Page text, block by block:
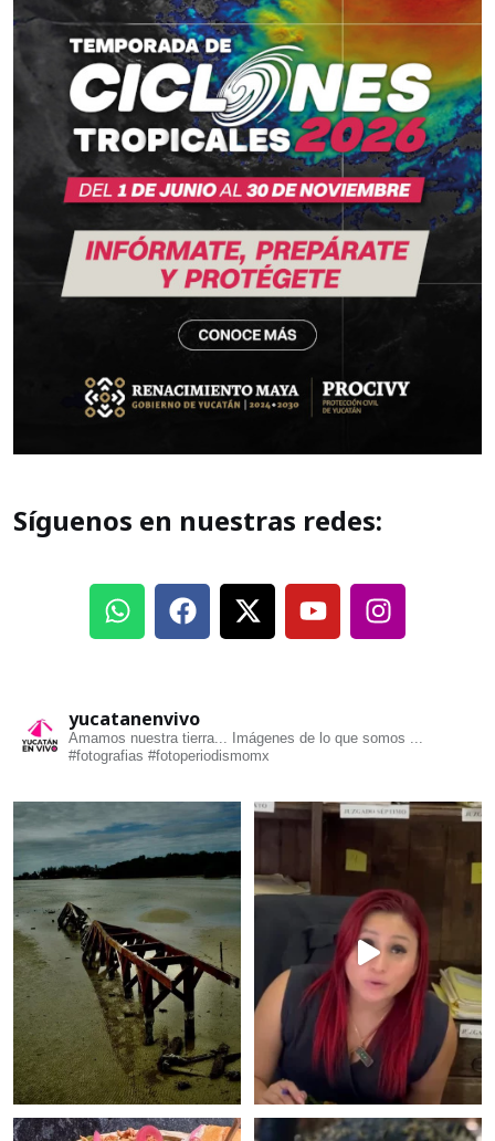
Síguenos en nuestras redes:
yucatanenvivo
Amamos nuestra tierra... Imágenes de lo que somos ...
#fotografias #fotoperiodismomx